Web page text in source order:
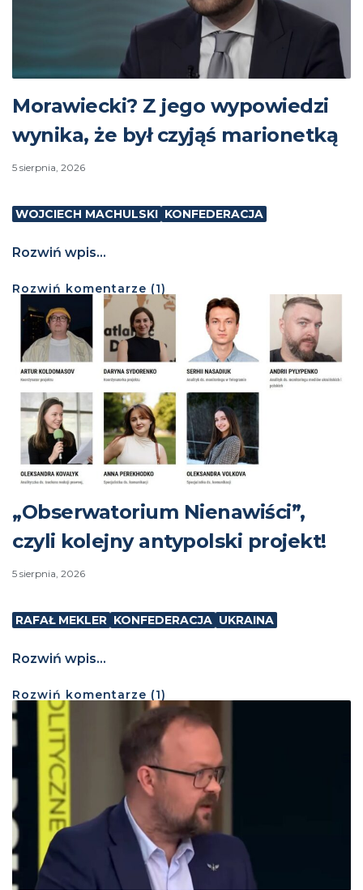
Morawiecki? Z jego wypowiedzi
wynika, że był czyjąś marionetką
5 sierpnia, 2026
WOJCIECH MACHULSKI KONFEDERACJA
Rozwiń wpis...
Rozwiń komentarze (1)
„Obserwatorium Nienawiści”,
czyli kolejny antypolski projekt!
5 sierpnia, 2026
RAFAŁ MEKLER KONFEDERACJA UKRAINA
Rozwiń wpis...
Rozwiń komentarze (1)